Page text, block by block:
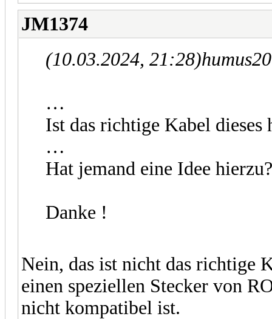
JM1374
(10.03.2024, 21:28)
…
Ist das richtige Kabel
…
Hat jemand eine Idee
Danke !
Nein, das ist nicht das richtige
einen speziellen Stecker von
nicht kompatibel ist.